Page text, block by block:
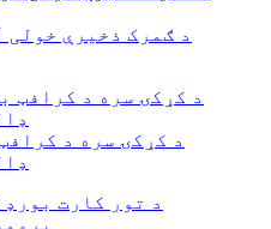
د ګمرک ذخیرې خولی
د کړکۍ سره د